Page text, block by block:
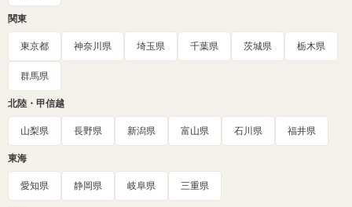
関東
東京都 神奈川県 埼玉県 千葉県 茨城県 栃木県
群馬県
北陸・甲信越
山梨県 長野県 新潟県 富山県 石川県 福井県
東海
愛知県 静岡県 岐阜県 三重県